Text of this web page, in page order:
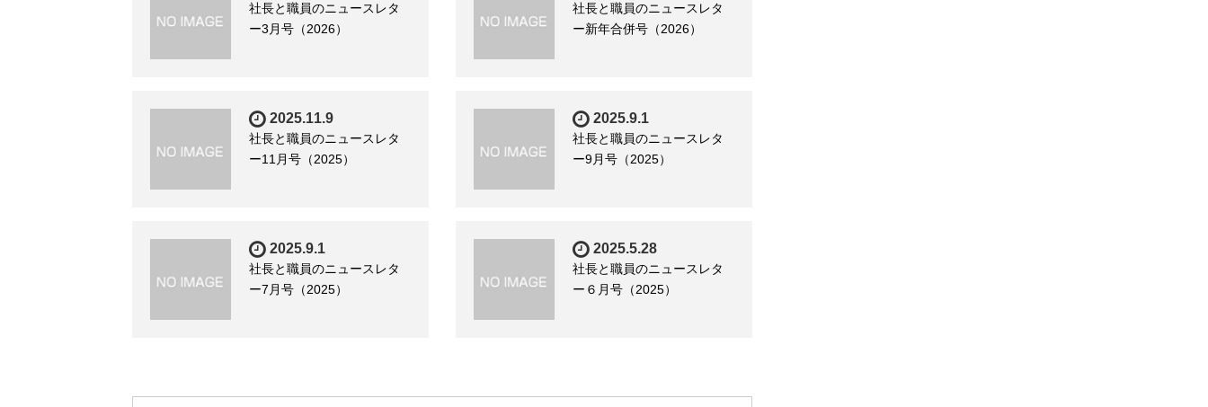
社長と職員のニュースレタ
ー3月号（2026）
社長と職員のニュースレタ
ー新年合併号（2026）
2025.11.9
社長と職員のニュースレタ
ー11月号（2025）
2025.9.1
社長と職員のニュースレタ
ー9月号（2025）
2025.9.1
社長と職員のニュースレタ
ー7月号（2025）
2025.5.28
社長と職員のニュースレタ
ー６月号（2025）